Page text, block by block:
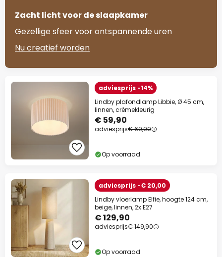
Zacht licht voor de slaapkamer
Gezellige sfeer voor ontspannende uren
Nu creatief worden
adviesprijs -14%
Lindby plafondlamp Libbie, Ø 45 cm,
linnen, crèmekleurig
€ 59,90
adviesprijs€ 69,90
Op voorraad
adviesprijs -€ 20,00
Lindby vloerlamp Elfie, hoogte 124 cm,
beige, linnen, 2x E27
€ 129,90
adviesprijs€ 149,90
Op voorraad